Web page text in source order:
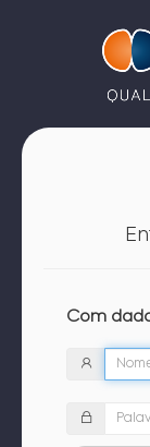
Com